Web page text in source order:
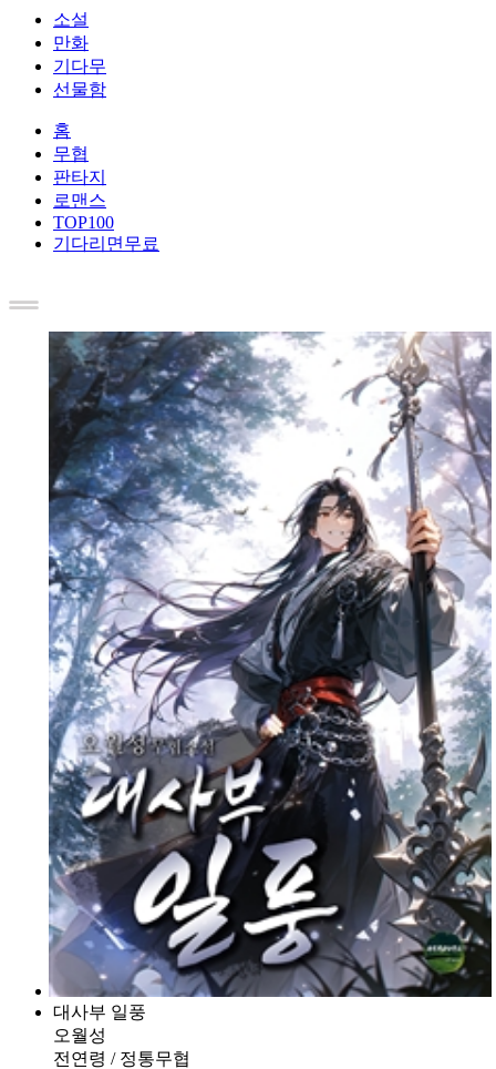
소설
만화
기다무
선물함
홈
무협
판타지
로맨스
TOP100
기다리면무료
대사부 일풍
오월성
전연령 / 정통무협